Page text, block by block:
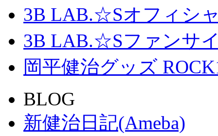
3B LAB.☆Sオフィシ
3B LAB.☆Sファンサイ
岡平健治グッズ
BLOG
新健治日記(Ameba)